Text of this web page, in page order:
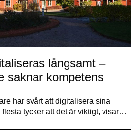
långsamt –
saknar kompetens
har svårt att digitalisera sina
flesta tycker att det är viktigt, visar…